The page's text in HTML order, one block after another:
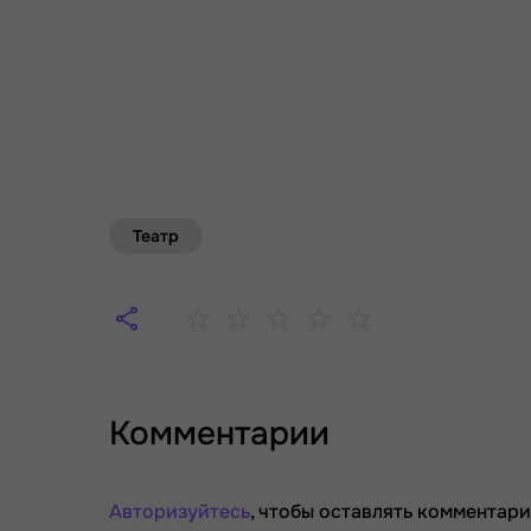
Театр
Комментарии
Авторизуйтесь, чтобы оставлять